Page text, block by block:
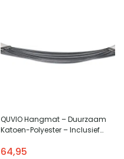
QUVIO Hangmat – Duurzaam
Katoen-Polyester – Inclusief
64,95